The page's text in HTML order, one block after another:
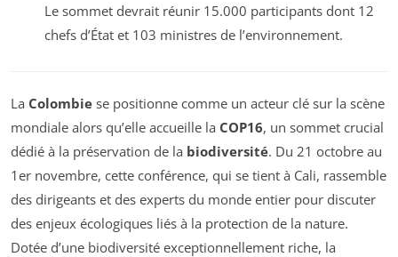
Le sommet devrait réunir 15.000 participants dont 12
chefs d’État et 103 ministres de l’environnement.
La Colombie se positionne comme un acteur clé sur la scène
mondiale alors qu’elle accueille la COP16, un sommet crucial
dédié à la préservation de la biodiversité. Du 21 octobre au
1er novembre, cette conférence, qui se tient à Cali, rassemble
des dirigeants et des experts du monde entier pour discuter
des enjeux écologiques liés à la protection de la nature.
Dotée d’une biodiversité exceptionnellement riche, la